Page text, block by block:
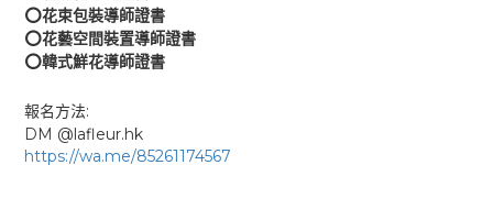
⭕️花束包裝導師證書
⭕️花藝空間裝置導師證書
⭕️韓式鮮花導師證書
報名方法:
DM @lafleur.hk
https://wa.me/85261174567